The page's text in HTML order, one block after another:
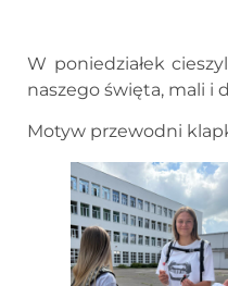
W poniedziałek
naszego święta, mali i
Motyw przewodni